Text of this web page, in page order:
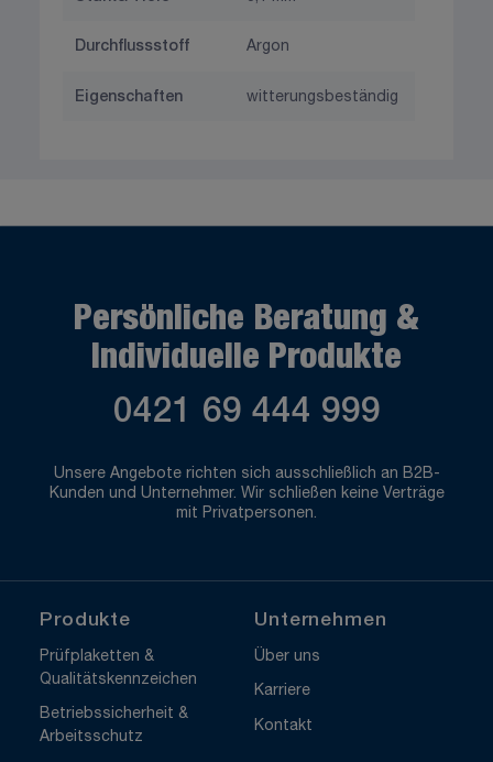
Durchflussstoff Argon
Eigenschaften witterungsbeständig
Persönliche Beratung &
Individuelle Produkte
0421 69 444 999
Unsere Angebote richten sich ausschließlich an B2B-
Kunden und Unternehmer. Wir schließen keine Verträge
mit Privatpersonen.
Produkte
Prüfplaketten &
Qualitätskennzeichen
Betriebssicherheit &
Arbeitsschutz
Unternehmen
Über uns
Karriere
Kontakt